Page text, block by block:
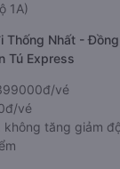
1A)
Thống Nhất -
Tú Express
vé
vé
không tăng giảm